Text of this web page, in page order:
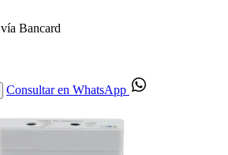
vía Bancard
Consultar en WhatsApp